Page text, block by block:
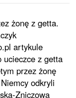
żonę z getta.
artykule
ucieczce z getta
przez żonę
odkryli
Zniczowa